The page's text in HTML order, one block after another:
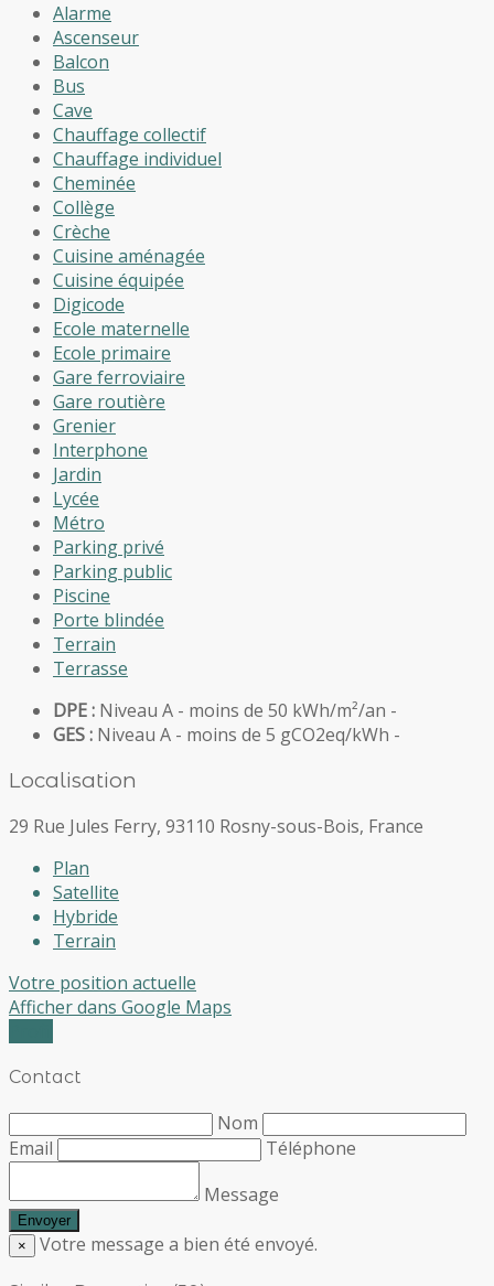
Alarme
Ascenseur
Balcon
Bus
Cave
Chauffage collectif
Chauffage individuel
Cheminée
Collège
Crèche
Cuisine aménagée
Cuisine équipée
Digicode
Ecole maternelle
Ecole primaire
Gare ferroviaire
Gare routière
Grenier
Interphone
Jardin
Lycée
Métro
Parking privé
Parking public
Piscine
Porte blindée
Terrain
Terrasse
DPE : Niveau A - moins de 50 kWh/m²/an -
GES : Niveau A - moins de 5 gCO2eq/kWh -
Localisation
29 Rue Jules Ferry, 93110 Rosny-sous-Bois, France
Plan
Satellite
Hybride
Terrain
Votre position actuelle
Afficher dans Google Maps
Contact
Nom
Email
Téléphone
Message
× Votre message a bien été envoyé.